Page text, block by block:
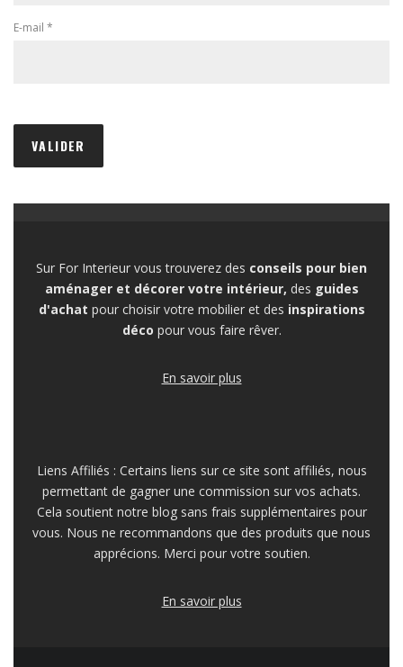
E-mail *
Sur For Interieur vous trouverez des conseils pour bien
aménager et décorer votre intérieur, des guides
d'achat pour choisir votre mobilier et des inspirations
déco pour vous faire rêver.
En savoir plus
Liens Affiliés : Certains liens sur ce site sont affiliés, nous
permettant de gagner une commission sur vos achats.
Cela soutient notre blog sans frais supplémentaires pour
vous. Nous ne recommandons que des produits que nous
apprécions. Merci pour votre soutien.
En savoir plus